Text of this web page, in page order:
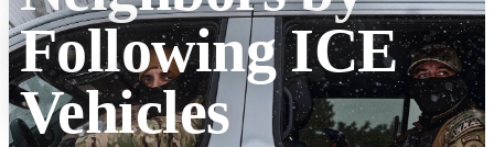
Following ICE
Vehicles